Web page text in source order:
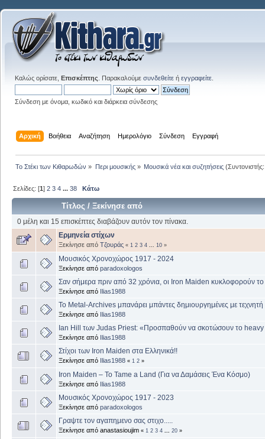
Καλώς ορίσατε, Επισκέπτης . Παρακαλούμε συνδεθείτε ή εγγραφείτε
Σύνδεση με όνομα, κωδικό και διάρκεια σύνδεσης
Αρχική Βοήθεια Αναζήτηση Ημερολόγιο Σύνδεση Εγγραφή
Το Στέκι των Κιθαρωδών » Περι μουσικής» Μουσικά νέα και συζητήσεις
Σελίδες: [1]2 3 4 ...38 Κάτω
Τίτλος /Ξεκίνησε από
0 μέλη και 15 επισκέπτες διαβάζουν αυτόν τον πίνακα.
Ερμηνεία στίχων
Ξεκίνησε από Τζουράς « 1 2 3 4 10 »
Μουσικός Χρονοχώρος 1917 - 2024
Ξεκίνησε από paradoxologos
Σαν σήμερα πριν από 32 χρόνια, οι Iron Maiden κυκλοφορούν το
Ξεκίνησε από Ilias1988
Το Metal-Archives μπανάρει μπάντες δημιουργημένες με τεχνητή
Ξεκίνησε από Ilias1988
Ian Hill των Judas Priest: «Προσπαθούν να σκοτώσουν το
Ξεκίνησε από Ilias1988
Στίχοι των Iron Maiden στα Ελληνικά!!
Ξεκίνησε από Ilias1988 « 1 2 »
Iron Maiden – To Tame a Land (Για να Δαμάσεις Ένα Κόσμο)
Ξεκίνησε από Ilias1988
Μουσικός Χρονοχώρος 1917 - 2023
Ξεκίνησε από paradoxologos
Γραψτε τον αγαπημενο σας στιχο.....
Ξεκίνησε από anastasioujim « 1 2 3 4 20 »